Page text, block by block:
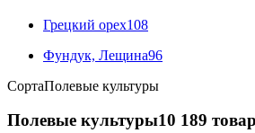
Грецкий орех108
Фундук, Лещина96
СортаПолевые культуры
Полевые культуры10 189